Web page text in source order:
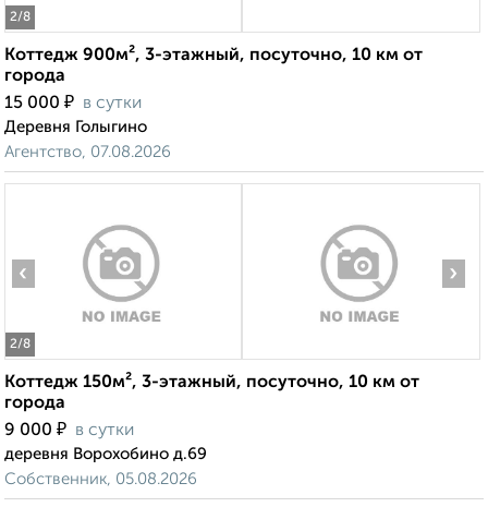
2/8
Коттедж 900м², 3-этажный, посуточно, 10 км от
города
15 000 ₽ в сутки
Деревня Голыгино
Агентство, 07.08.2026
2/8
‹ ›
Коттедж 150м², 3-этажный, посуточно, 10 км от
города
9 000 ₽ в сутки
деревня Ворохобино д.69
Собственник, 05.08.2026